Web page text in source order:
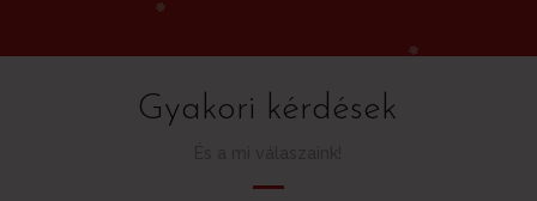
Gyakori kérdések